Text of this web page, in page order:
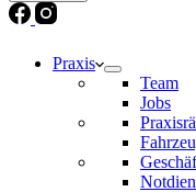
Praxis
Team
Jobs